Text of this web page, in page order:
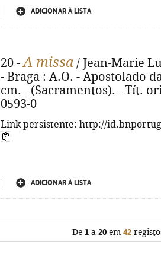
ADICIONAR À LISTA
20 -A missa / Jean-Marie
- Braga : A.O. - Apostolado
cm. - (Sacramentos). - Tít.
0593-0
Link persistente: http://
ADICIONAR À LISTA
De 1a 20em 42